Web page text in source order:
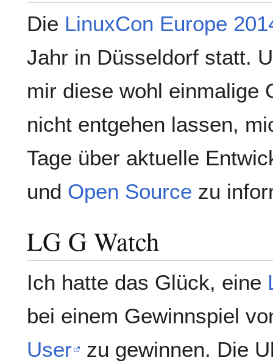
Die LinuxCon Europe
Jahr in Düsseldorf statt.
mir diese wohl einmalige
nicht entgehen lassen,
Tage über aktuelle
und Open Source zu
LG G Watch
Ich hatte das Glück, eine
bei einem Gewinnspiel
User
zu gewinnen. Die